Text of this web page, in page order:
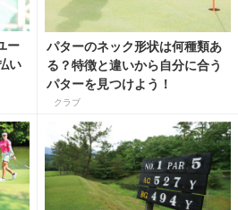
ー
い
パターのネック形状は何種類あ
る？特徴と違いから自分に合う
パターを見つけよう！
クラブ